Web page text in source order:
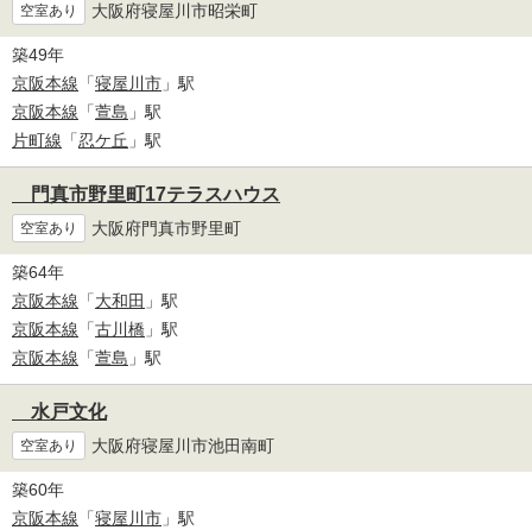
空室あり 大阪府寝屋川市昭栄町
築49年
京阪本線 「寝屋川市 」駅
京阪本線 「萱島 」駅
片町線 「忍ケ丘 」駅
門真市野里町17テラスハウス
空室あり 大阪府門真市野里町
築64年
京阪本線 「大和田 」駅
京阪本線 「古川橋 」駅
京阪本線 「萱島 」駅
水戸文化
空室あり 大阪府寝屋川市池田南町
築60年
京阪本線 「寝屋川市 」駅